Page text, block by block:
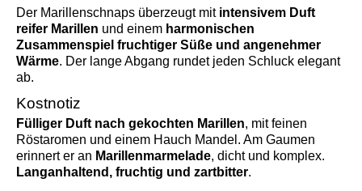
Der Marillenschnaps überzeugt mit intensivem Duft
reifer Marillen und einem harmonischen
Zusammenspiel fruchtiger Süße und angenehmer
Wärme. Der lange Abgang rundet jeden Schluck elegant
ab.
Kostnotiz
Fülliger Duft nach gekochten Marillen, mit feinen
Röstaromen und einem Hauch Mandel. Am Gaumen
erinnert er an Marillenmarmelade, dicht und komplex.
Langanhaltend, fruchtig und zartbitter.